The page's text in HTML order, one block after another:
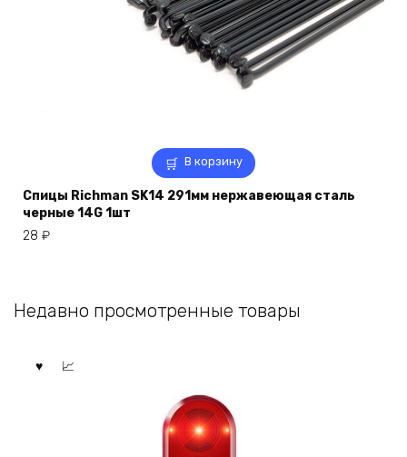
В корзину
Спицы Richman SK14 291мм нержавеющая сталь
черные 14G 1шт
28 ₽
Недавно просмотренные товары